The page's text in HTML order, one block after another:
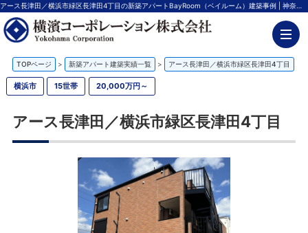
アース長津田／横浜市緑区長津田4丁目の新築アパートBayRoom（ベイルーム）建築事例 | 神奈川の不動産投資、新築アパート経営は横濱コーポレーション
TOPページ > 新築アパート建築実績一覧 > アース長津田／横浜市緑区長津田4丁目
横浜市 15世帯 20,000万円～
アース長津田／横浜市緑区長津田4丁目